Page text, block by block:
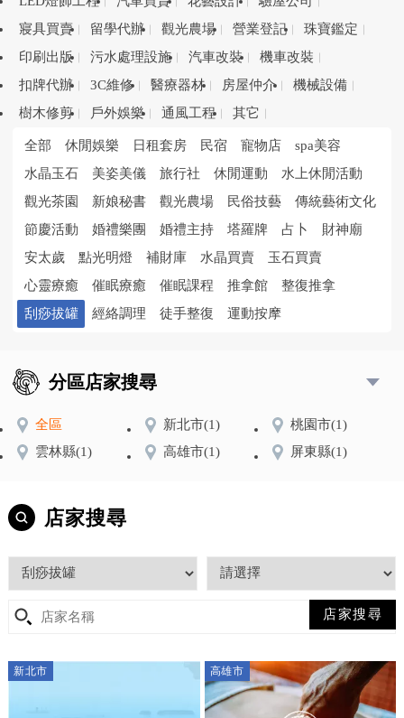
寢具買賣
留學代辦 觀光農場 營業登記
珠寶鑑定
印刷出版
污水處理設施 汽車改裝
機車改裝
扣牌代辦
3C維修 醫療器材 房屋仲介
機械設備
樹木修剪
戶外娛樂 通風工程 其它
全部 休閒娛樂 日租套房 民宿 寵物店
spa美容
水晶玉石
美姿美儀 旅行社 休閒運動
水上休閒活動
觀光茶園
新娘秘書 觀光農場 民俗技藝
傳統藝術文化
節慶活動
婚禮樂團 婚禮主持 塔羅牌 占卜
財神廟
安太歲
點光明燈 補財庫 水晶買賣
玉石買賣
心靈療癒
催眠療癒 催眠課程 推拿館
整復推拿
刮痧拔罐
經絡調理 徒手整復 運動按摩
分區店家搜尋
全區 新北市(1) 桃園市(1)
雲林縣(1) 高雄市(1) 屏東縣(1)
店家搜尋
新北市 高雄市